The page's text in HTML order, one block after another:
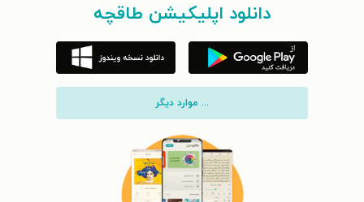
دانلود اپلیکیشن طاقچه
... موارد دیگر